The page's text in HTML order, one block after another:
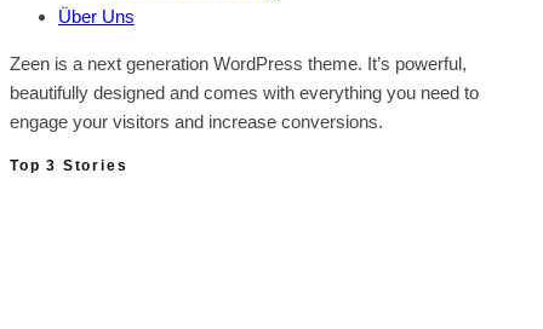
Über Uns
Zeen is a next generation WordPress theme. It’s powerful,
beautifully designed and comes with everything you need to
engage your visitors and increase conversions.
Top 3 Stories